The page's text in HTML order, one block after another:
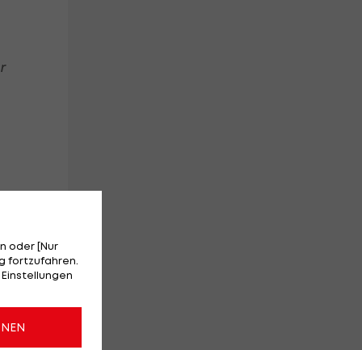
oder [Nur
fortzufahren.